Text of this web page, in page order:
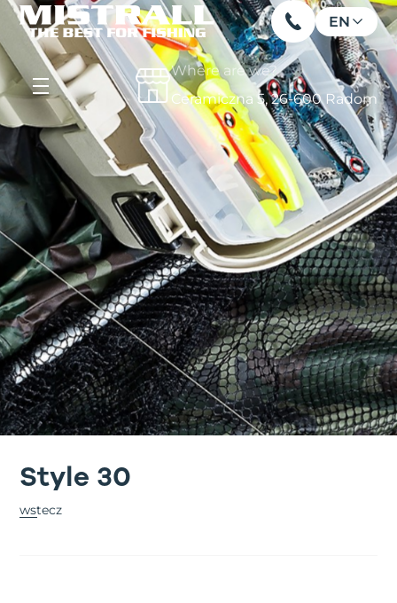
EN
Where are we?
Ceramiczna 5, 26-600 Radom
Style 30
wstecz